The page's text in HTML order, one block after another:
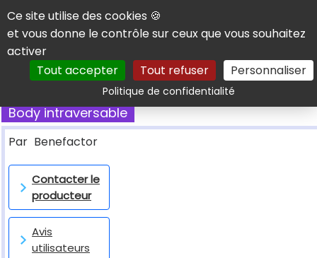
Panneau de gestion des cookies
Ce site utilise des cookies 🍪
et vous donne le contrôle sur ceux que vous souhaitez
activer
Tout accepter
Tout refuser Personnaliser
Politique de confidentialitéRechercher
Body intraversable
Par Benefactor
Contacter le
producteur
Avis
utilisateurs